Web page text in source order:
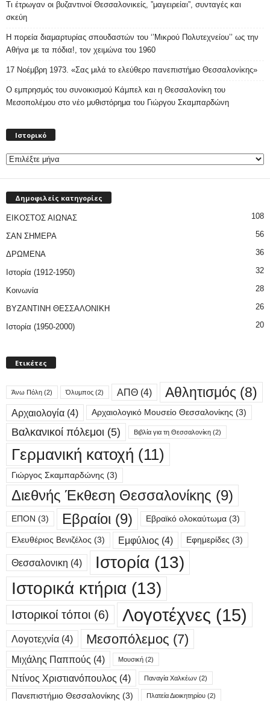
Τι έτρωγαν οι βυζαντινοί Θεσσαλονικείς, ”μαγειρείαι”, συνταγές και
σκεύη
Η πορεία διαμαρτυρίας σπουδαστών του ‘’Μικρού Πολυτεχνείου’’ ως την
Αθήνα με τα πόδια!, τον χειμώνα του 1960
17 Νοέμβρη 1973. «Σας μιλά το ελεύθερο πανεπιστήμιο Θεσσαλονίκης»
Ο εμπρησμός του συνοικισμού Κάμπελ και η Θεσσαλονίκη του
Μεσοπολέμου στο νέο μυθιστόρημα του Γιώργου Σκαμπαρδώνη
Ιστορικό
Δημοφιλείς κατηγορίες
ΕΙΚΟΣΤΟΣ ΑΙΩΝΑΣ 108
ΣΑΝ ΣΗΜΕΡΑ 56
ΔΡΩΜΕΝΑ 36
Ιστορία (1912-1950) 32
Κοινωνία 28
ΒΥΖΑΝΤΙΝΗ ΘΕΣΣΑΛΟΝΙΚΗ 26
Ιστορία (1950-2000) 20
Ετικέτες
Άνω Πόλη (2) Όλυμπος (2) ΑΠΘ (4) Αθλητισμός (8)
Αρχαιολογία (4) Αρχαιολογικό Μουσείο Θεσσαλονίκης (3)
Βαλκανικοί πόλεμοι (5) Βιβλία για τη Θεσσαλονίκη (2)
Γερμανική κατοχή (11)
Γιώργος Σκαμπαρδώνης (3)
Διεθνής Έκθεση Θεσσαλονίκης (9)
ΕΠΟΝ (3) Εβραίοι (9) Εβραϊκό ολοκαύτωμα (3)
Ελευθέριος Βενιζέλος (3) Εμφύλιος (4) Εφημερίδες (3)
Θεσσαλονικη (4) Ιστορία (13)
Ιστορικά κτήρια (13)
Ιστορικοί τόποι (6) Λογοτέχνες (15)
Λογοτεχνία (4) Μεσοπόλεμος (7)
Μιχάλης Παππούς (4) Μουσική (2)
Ντίνος Χριστιανόπουλος (4) Παναγία Χαλκέων (2)
Πανεπιστήμιο Θεσσαλονίκης (3) Πλατεία Διοικητηρίου (2)